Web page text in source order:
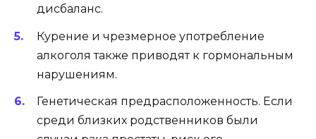
дисбаланс.
Курение и чрезмерное употребление
алкоголя также приводят к гормональным
нарушениям.
Генетическая предрасположенность. Если
среди близких родственников были